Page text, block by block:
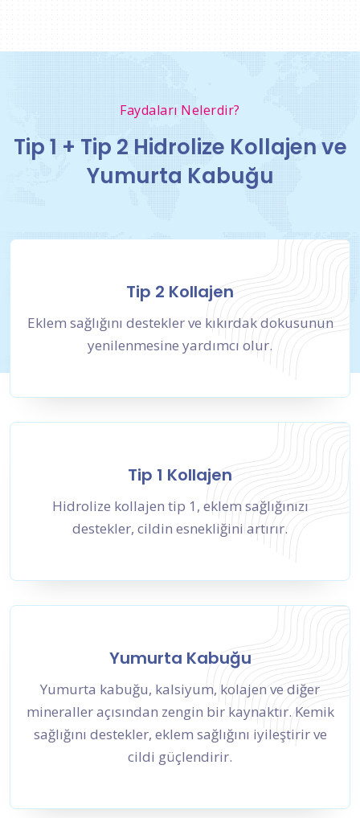
Faydaları Nelerdir?
Tip 1 + Tip 2 Hidrolize Kollajen ve
Yumurta Kabuğu
Tip 2 Kollajen
Eklem sağlığını destekler ve kıkırdak dokusunun
yenilenmesine yardımcı olur.
Tip 1 Kollajen
Hidrolize kollajen tip 1, eklem sağlığınızı
destekler, cildin esnekliğini artırır.
Yumurta Kabuğu
Yumurta kabuğu, kalsiyum, kolajen ve diğer
mineraller açısından zengin bir kaynaktır. Kemik
sağlığını destekler, eklem sağlığını iyileştirir ve
cildi güçlendirir.